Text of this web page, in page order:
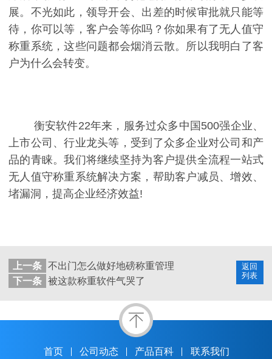
展。不光如此，领导开会、出差的时候审批就只能等
待，你可以等，客户会等你吗？你如果有了无人值守
称重系统，这些问题都会烟消云散。所以我明白了客
户为什么会转变。
衡安软件22年来，服务过众多中国500强企业、
上市公司、行业龙头等，受到了众多企业对公司和产
品的青睐。我们将继续坚持为客户提供全流程一站式
无人值守称重系统解决方案，帮助客户减员、增效、
堵漏洞，提高企业经济效益!
返回
列表
上一条 不出门怎么做好地磅称重管理
下一条 被这款称重软件气哭了
首页 公司动态 产品百科 联系我们